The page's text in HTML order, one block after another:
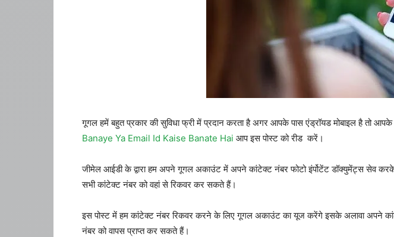
गूगल हमें बहुत प्रकार की सुविधा फ्री में प्रदान करता है अगर आपके पास एंड्रॉयड मोबाइल है तो
Banaye Ya Email Id Kaise Banate Hai आप इस पोस्ट को रीड करें।
जीमेल आईडी के द्वारा हम अपने गूगल अकाउंट में अपने कांटेक्ट नंबर फोटो इंर्पोटेंट डॉक्युमेंट्स
सभी कांटेक्ट नंबर को वहां से रिकवर कर सकते हैं।
इस पोस्ट में हम कांटेक्ट नंबर रिकवर करने के लिए गूगल अकाउंट का यूज करेंगे इसके अलावा अपने
नंबर को वापस प्राप्त कर सकते हैं।